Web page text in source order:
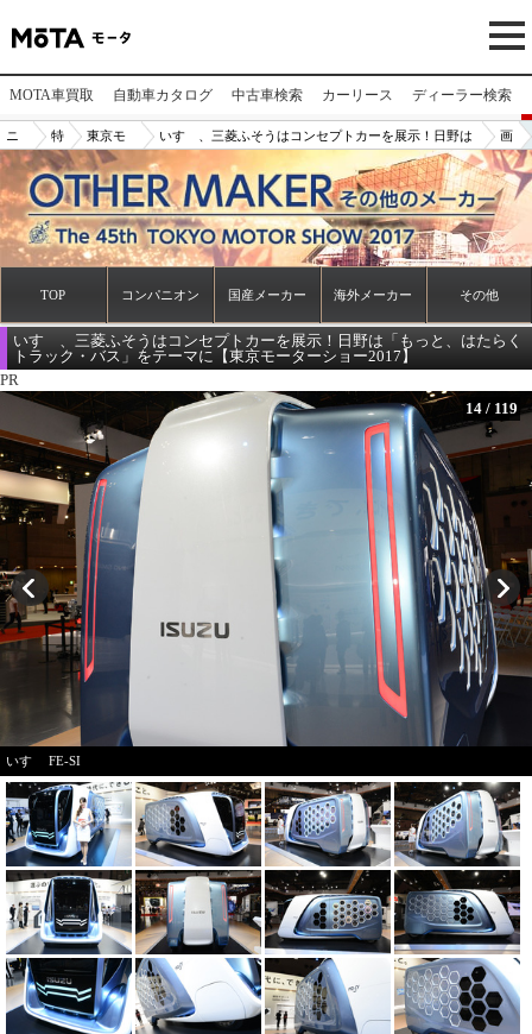
MOTA車買取 自動車カタログ 中古車検索 カーリース ディーラー検索
ニ
ュ
ー
ス/
記
特
集
東京モ
ーター
ショー2
017
いすゞ、三菱ふそうはコンセプトカーを展示！日野は
「もっと、はたらくトラック・バス」をテーマに【東
京モーターショー2017】
画
像
N
o.
14
TOP コンパニオン 国産メーカー 海外メーカー その他
いすゞ、三菱ふそうはコンセプトカーを展示！日野は「もっと、はたらく
トラック・バス」をテーマに【東京モーターショー2017】
PR
14 / 119
いすゞ FE-SI